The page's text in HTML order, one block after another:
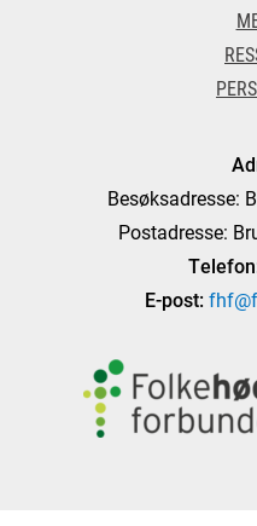
Besøksadresse:
Postadresse:
E-post: